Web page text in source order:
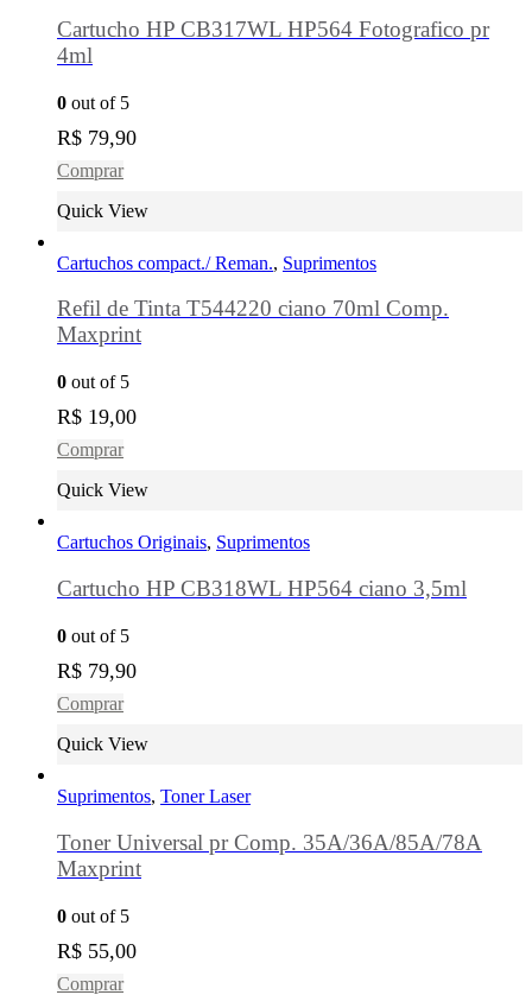
Cartucho HP CB317WL HP564 Fotografico pr
4ml
0 out of 5
R$ 79,90
Comprar
Quick View
Cartuchos compact./ Reman., Suprimentos
Refil de Tinta T544220 ciano 70ml Comp.
Maxprint
0 out of 5
R$ 19,00
Comprar
Quick View
Cartuchos Originais, Suprimentos
Cartucho HP CB318WL HP564 ciano 3,5ml
0 out of 5
R$ 79,90
Comprar
Quick View
Suprimentos, Toner Laser
Toner Universal pr Comp. 35A/36A/85A/78A
Maxprint
0 out of 5
R$ 55,00
Comprar